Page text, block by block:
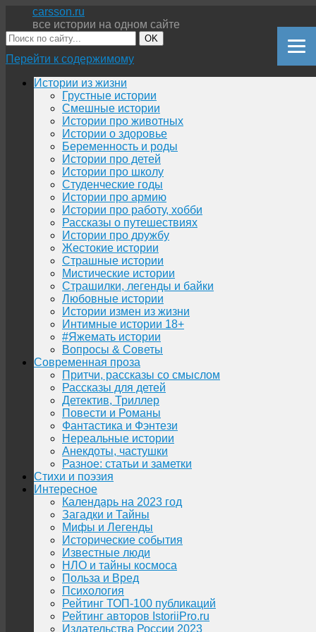
carsson.ru
все истории на одном сайте
OK
Перейти к содержимому
Истории из жизни
Грустные истории
Смешные истории
Истории про животных
Истории о здоровье
Беременность и роды
Истории про детей
Истории про школу
Студенческие годы
Истории про армию
Истории про работу, хобби
Рассказы о путешествиях
Истории про дружбу
Жестокие истории
Страшные истории
Мистические истории
Страшилки, легенды и байки
Любовные истории
Истории измен из жизни
Интимные истории 18+
#Яжемать истории
Вопросы & Советы
Современная проза
Притчи, рассказы со смыслом
Рассказы для детей
Детектив, Триллер
Повести и Романы
Фантастика и Фэнтези
Нереальные истории
Анекдоты, частушки
Разное: статьи и заметки
Стихи и поэзия
Интересное
Календарь на 2023 год
Загадки и Тайны
Мифы и Легенды
Исторические события
Известные люди
НЛО и тайны космоса
Польза и Вред
Психология
Рейтинг ТОП-100 публикаций
Рейтинг авторов IstoriiPro.ru
Издательства России 2023